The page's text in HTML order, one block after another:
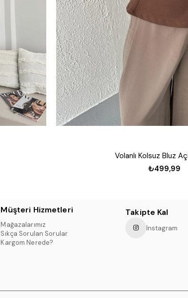
Volanlı Kolsuz Bluz
₺499,99
Müşteri Hizmetleri
Mağazalarımız
Sıkça Sorulan Sorular
Kargom Nerede?
Takipte Kal
Instagram